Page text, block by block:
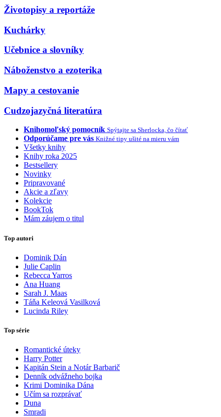
Životopisy a reportáže
Kuchárky
Učebnice a slovníky
Náboženstvo a ezoterika
Mapy a cestovanie
Cudzojazyčná literatúra
Knihomoľský pomocník Spýtajte sa Sherlocka, čo čítať
Odporúčame pre vás Knižné tipy ušité na mieru vám
Všetky knihy
Knihy roka 2025
Bestsellery
Novinky
Pripravované
Akcie a zľavy
Kolekcie
BookTok
Mám záujem o titul
Top autori
Dominik Dán
Julie Caplin
Rebecca Yarros
Ana Huang
Sarah J. Maas
Táňa Keleová Vasilková
Lucinda Riley
Top série
Romantické úteky
Harry Potter
Kapitán Stein a Notár Barbarič
Denník odvážneho bojka
Krimi Dominika Dána
Učím sa rozprávať
Duna
Smradi